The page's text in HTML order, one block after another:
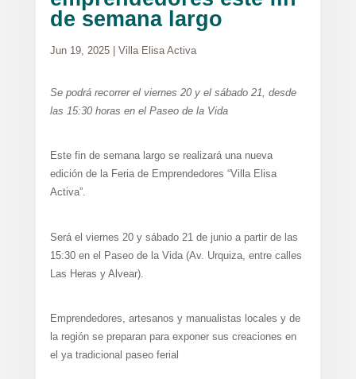
de semana largo
Jun 19, 2025| Villa Elisa Activa
Se podrá recorrer el viernes 20 y el sábado 21, desde
las 15:30 horas en el Paseo de la Vida
Este fin de semana largo se realizará una nueva
edición de la Feria de Emprendedores “Villa Elisa
Activa”.
Será el viernes 20 y sábado 21 de junio a partir de las
15:30 en el Paseo de la Vida (Av. Urquiza, entre calles
Las Heras y Alvear).
Emprendedores, artesanos y manualistas locales y de
la región se preparan para exponer sus creaciones en
el ya tradicional paseo ferial